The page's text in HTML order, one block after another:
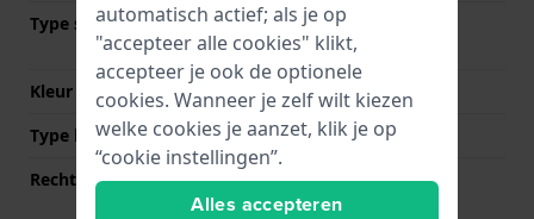
Type sluiting
Vouwsluiting met
drukknoppen
Kleur sluiting
Zilver
Type bevestiging
Bandpennen
Rechte bandaanzet
Nee
automatisch actief; als je op
"accepteer alle cookies" klikt,
accepteer je ook de optionele
cookies. Wanneer je zelf wilt kiezen
welke cookies je aanzet, klik je op
“cookie instellingen”.
Alles accepteren